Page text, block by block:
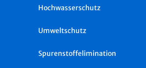
Hochwasserschutz
Umweltschutz
Spurenstoffelimination